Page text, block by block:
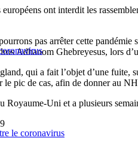
ont interdit les
pas arrêter cette
Adhanom Ghebreyesus, lors
qui a fait l’objet d’une
pic de cas, afin de donner au
Royaume-Uni et a plusieurs
le coronavirus